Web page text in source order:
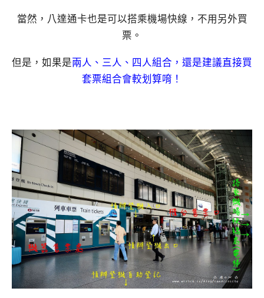
當然，八達通卡也是可以搭乘機場快線，不用另外買
票。
但是，如果是兩人、三人、四人組合，還是建議直接買
套票組合會較划算唷！